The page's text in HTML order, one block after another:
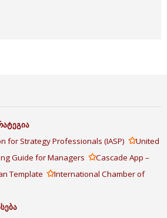
for Strategy Professionals (IASP) ✩United
Guide for Managers ✩Cascade App –
Template ✩International Chamber of